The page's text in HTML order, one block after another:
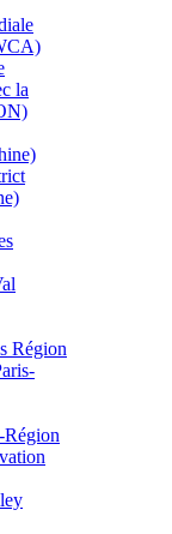
la
Région
Région